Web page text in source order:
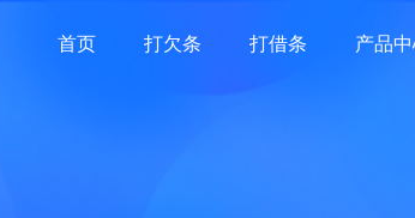
首页 打欠条 打借条 产品